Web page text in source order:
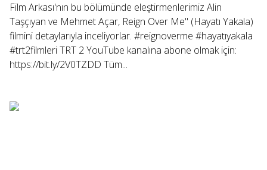
Film Arkası'nın bu bölümünde eleştirmenlerimiz Alin
Taşçıyan ve Mehmet Açar, Reign Over Me" (Hayatı Yakala)
filmini detaylarıyla inceliyorlar. #reignoverme #hayatıyakala
#trt2filmleri TRT 2 YouTube kanalına abone olmak için:
https://bit.ly/2V0TZDD Tüm...